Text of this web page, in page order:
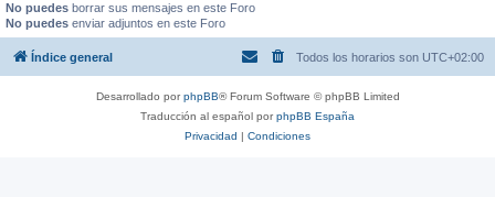
No puedes borrar sus mensajes en este Foro
No puedes enviar adjuntos en este Foro
Índice general Todos los horarios son UTC+02:00
Desarrollado porphpBB® Forum Software © phpBB Limited
Traducción al español porphpBB España
Privacidad | Condiciones